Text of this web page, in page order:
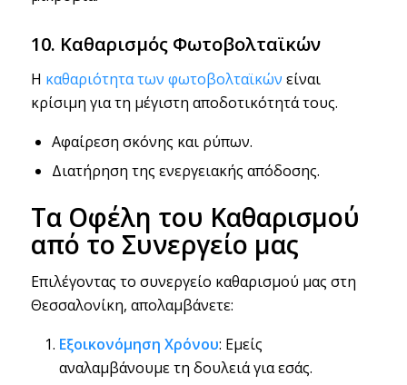
10. Καθαρισμός Φωτοβολταϊκών
Η καθαριότητα των φωτοβολταϊκών είναι
κρίσιμη για τη μέγιστη αποδοτικότητά τους.
Αφαίρεση σκόνης και ρύπων.
Διατήρηση της ενεργειακής απόδοσης.
Τα Οφέλη του Καθαρισμού
από το Συνεργείο μας
Επιλέγοντας το συνεργείο καθαρισμού μας στη
Θεσσαλονίκη, απολαμβάνετε:
Εξοικονόμηση Χρόνου: Εμείς
αναλαμβάνουμε τη δουλειά για εσάς.